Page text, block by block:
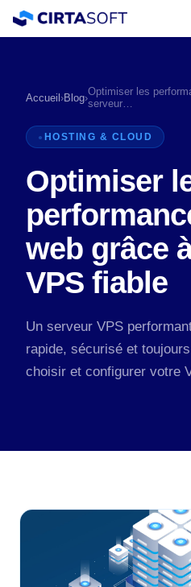
Accueil›Blog›Optimiser les
serveur…
HOSTING & CLOUD
Optimiser
web grâce
VPS fiable
Un serveur VPS
rapide, sécurisé et
choisir et configurer votre